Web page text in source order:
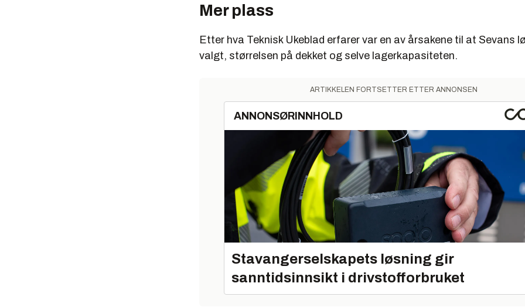
Mer plass
Etter hva Teknisk Ukeblad erfarer var en av årsakene til at Sevans
valgt, størrelsen på dekket og selve lagerkapasiteten.
ARTIKKELEN FORTSETTER ETTER ANNONSEN
ANNONSØRINNHOLD
Stavangerselskapets løsning gir
sanntidsinnsikt i drivstofforbruket